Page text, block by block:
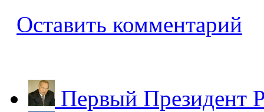
Оставить комментарий
Первый Президент